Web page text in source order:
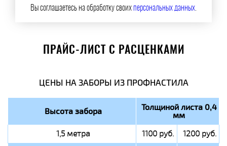
Вы соглашаетесь на обработку своихперсональных данных.
ПРАЙС-ЛИСТ С РАСЦЕНКАМИ
ЦЕНЫ НА ЗАБОРЫ ИЗ ПРОФНАСТИЛА
Высота забора Толщиной листа 0,4
мм
1,5 метра 1100 руб.
1200 руб.